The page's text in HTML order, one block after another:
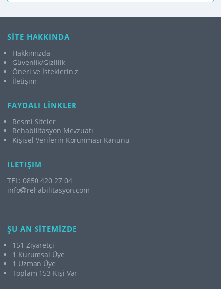
SİTE HAKKINDA
Hakkımızda
Güvenlik/Gizlilik
Öneri ve İstekleriniz
İletişim
FAYDALI LİNKLER
Resmi Siteler
Rehabilitasyon Mevzuatı
Kişisel Verilerin Korunması Kanunu
İLETİŞİM
TEL: 0850 420 27 04
info
rehabilitasyon.com
ŞU AN SİTEMİZDE
151 Ziyaretçi
1 Kurumsal Üye
1 Uzman Üye
Toplam 153 Kişi Var